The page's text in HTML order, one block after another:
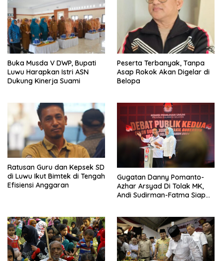
Buka Musda V DWP, Bupati
Luwu Harapkan Istri ASN
Dukung Kinerja Suami
Peserta Terbanyak, Tanpa
Asap Rokok Akan Digelar di
Belopa
Ratusan Guru dan Kepsek SD
di Luwu Ikut Bimtek di Tengah
Efisiensi Anggaran
Gugatan Danny Pomanto-
Azhar Arsyad Di Tolak MK,
Andi Sudirman-Fatma Siap